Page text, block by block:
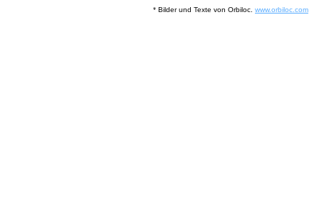
* Bilder und Texte von Orbiloc. www.orbiloc.com